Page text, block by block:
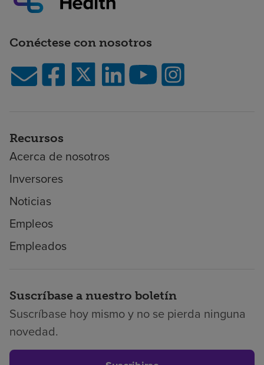
Conéctese con nosotros
Recursos
Acerca de nosotros
Inversores
Noticias
Empleos
Empleados
Suscríbase a nuestro boletín
Suscríbase hoy mismo y no se pierda ninguna
novedad.